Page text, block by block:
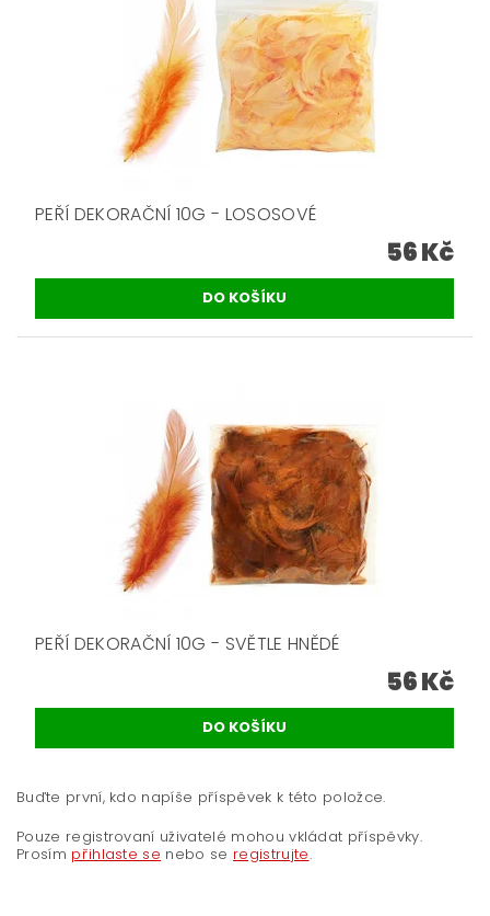
PEŘÍ DEKORAČNÍ 10G - LOSOSOVÉ
56 Kč
PEŘÍ DEKORAČNÍ 10G - SVĚTLE HNĚDÉ
56 Kč
Buďte první, kdo napíše příspěvek k této položce.
Pouze registrovaní uživatelé mohou vkládat příspěvky.
Prosím přihlaste se nebo se registrujte.